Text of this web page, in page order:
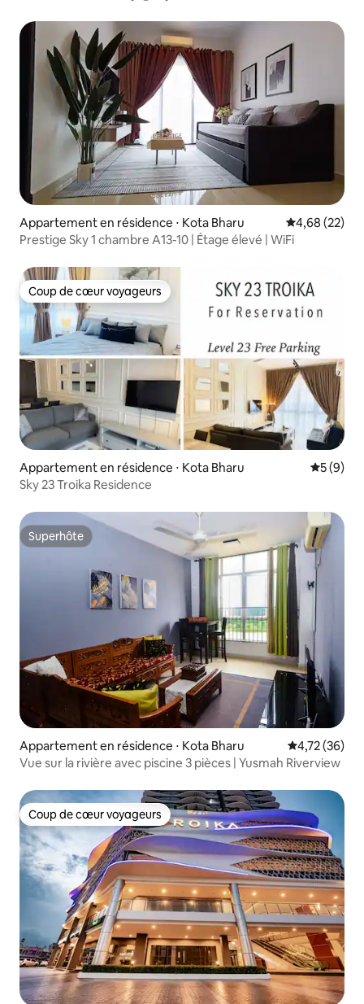
Appartement en résidence ⋅ Kota Bharu Évaluation
4,68 (22)
Prestige Sky 1 chambre A13-10 | Étage élevé | WiFi
Coup de cœur voyageurs
Coup de cœur voyageurs
Appartement en résidence ⋅ Kota Bharu
5 (9)
Sky 23 Troika Residence
Superhôte
Superhôte
Appartement en résidence ⋅ Kota Bharu Évaluation
4,72 (36)
Vue sur la rivière avec piscine 3 pièces | Yusmah Riverview
Coup de cœur voyageurs
Coup de cœur voyageurs